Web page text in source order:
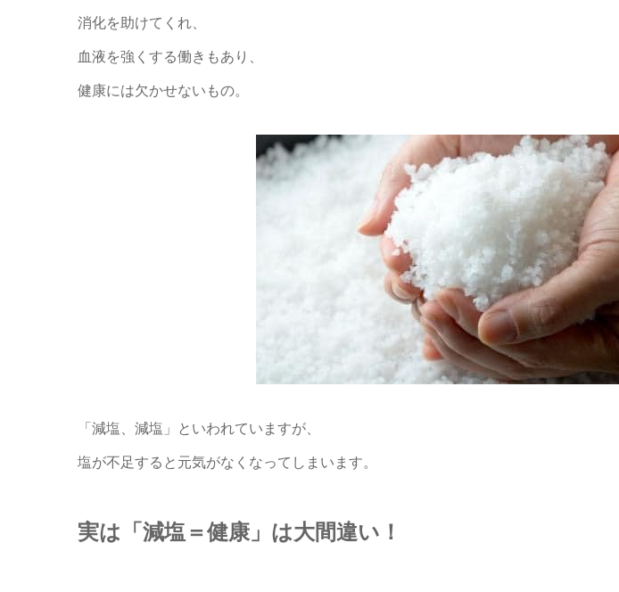
消化を助けてくれ、
血液を強くする働きもあり、
健康には欠かせないもの。
「減塩、減塩」といわれていますが、
塩が不足すると元気がなくなってしまいます。
実は「減塩＝健康」は大間違い！